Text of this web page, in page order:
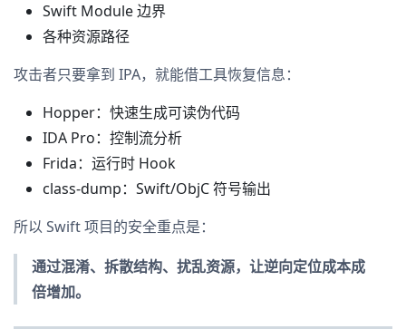
Swift Module 边界
各种资源路径
攻击者只要拿到 IPA，就能借工具恢复信息：
Hopper：快速生成可读伪代码
IDA Pro：控制流分析
Frida：运行时 Hook
class-dump：Swift/ObjC 符号输出
所以 Swift 项目的安全重点是：
通过混淆、拆散结构、扰乱资源，让逆向定位成本成
倍增加。